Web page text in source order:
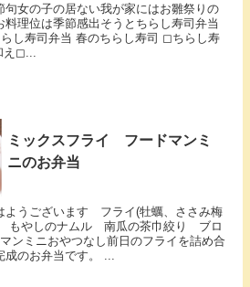
句女の子の居ない我が家にはお雛祭りの
理位は季節感出そうとちらし寿司弁当
し寿司弁当 春のちらし寿司 ◻︎ちらし寿
◻︎...
ミックスフライ フードマンミ
ニのお弁当
ようございます フライ(牡蠣、ささみ梅
もやしのナムル 南瓜の茶巾絞り ブロ
ンミニおやつなし前日のフライを詰め合
成のお弁当です。 ...